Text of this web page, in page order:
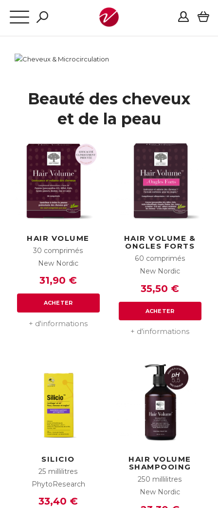
Beauté des cheveux
et de la peau
HAIR VOLUME
30 comprimés
New Nordic
31,90 €
ACHETER
+ d'informations
HAIR VOLUME &
ONGLES FORTS
60 comprimés
New Nordic
35,50 €
ACHETER
+ d'informations
SILICIO
25 millilitres
PhytoResearch
33,40 €
HAIR VOLUME
SHAMPOOING
250 millilitres
New Nordic